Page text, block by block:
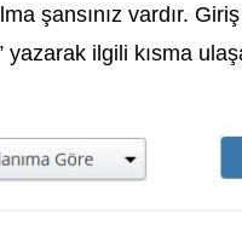
şansınız vardır. Giriş
yazarak ilgili kısma